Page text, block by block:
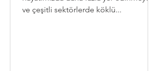
ve çeşitli sektörlerde köklü...